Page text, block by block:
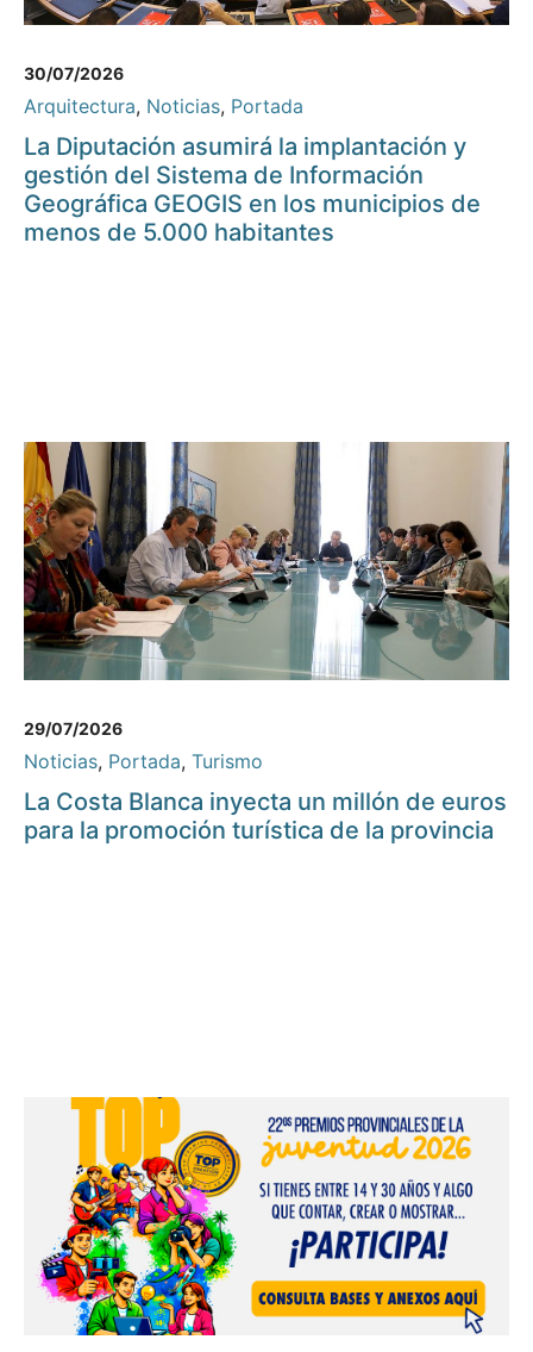
30/07/2026
Arquitectura, Noticias, Portada
La Diputación asumirá la implantación y
gestión del Sistema de Información
Geográfica GEOGIS en los municipios de
menos de 5.000 habitantes
29/07/2026
Noticias, Portada, Turismo
La Costa Blanca inyecta un millón de euros
para la promoción turística de la provincia